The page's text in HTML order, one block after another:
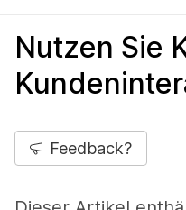
Nutzen Sie
Feedback?